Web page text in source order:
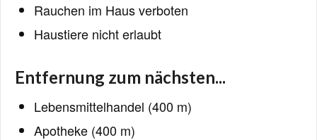
Rauchen im Haus verboten
Haustiere nicht erlaubt
Entfernung zum nächsten...
Lebensmittelhandel (400 m)
Apotheke (400 m)